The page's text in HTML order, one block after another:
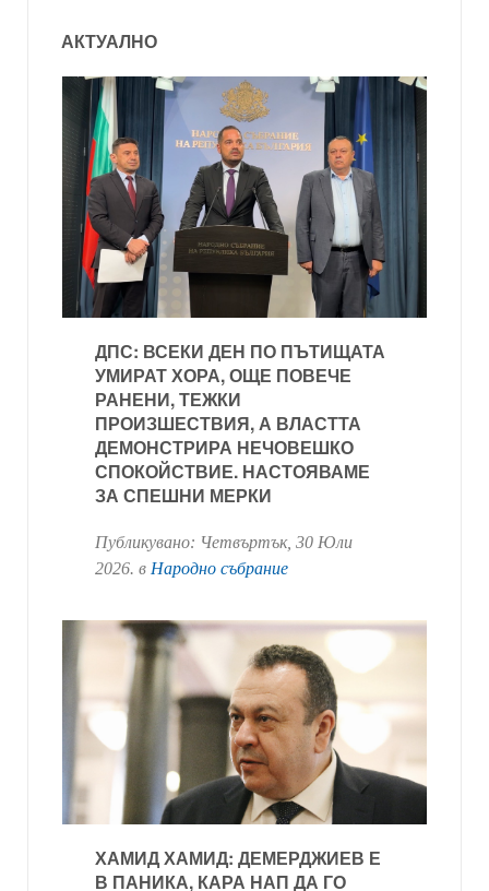
АКТУАЛНО
ДПС: ВСЕКИ ДЕН ПО ПЪТИЩАТА
УМИРАТ ХОРА, ОЩЕ ПОВЕЧЕ
РАНЕНИ, ТЕЖКИ
ПРОИЗШЕСТВИЯ, А ВЛАСТТА
ДЕМОНСТРИРА НЕЧОВЕШКО
СПОКОЙСТВИЕ. НАСТОЯВАМЕ
ЗА СПЕШНИ МЕРКИ
Публикувано: Четвъртък, 30 Юли
2026. в Народно събрание
ХАМИД ХАМИД: ДЕМЕРДЖИЕВ Е
В ПАНИКА, КАРА НАП ДА ГО